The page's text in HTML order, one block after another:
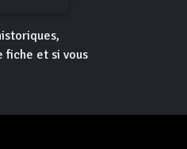
fiche et si vous